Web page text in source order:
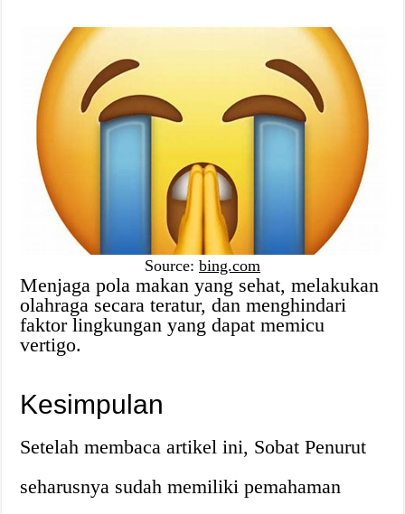
Source: bing.com
Menjaga pola makan yang sehat, melakukan
olahraga secara teratur, dan menghindari
faktor lingkungan yang dapat memicu
vertigo.
Kesimpulan
Setelah membaca artikel ini, Sobat Penurut
seharusnya sudah memiliki pemahaman